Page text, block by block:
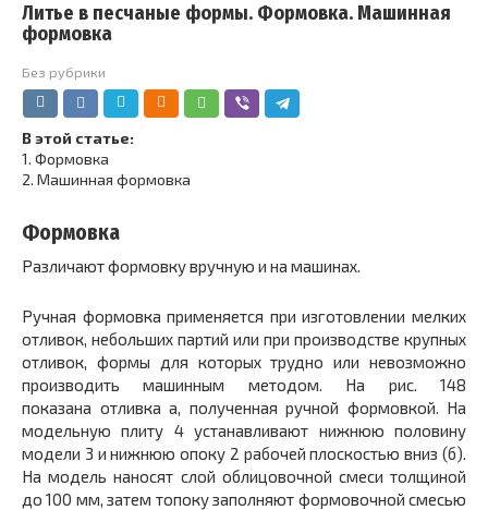
Литье в песчаные формы. Формовка. Машинная
формовка
Без рубрики
В этой статье:
1. Формовка
2. Машинная формовка
Формовка
Различают формовку вручную и на машинах.
Ручная формовка применяется при изготовлении мелких
отливок, небольших партий или при производстве крупных
отливок, формы для которых трудно или невозможно
производить машинным методом. На рис. 148
показана отливка а, полученная ручной формовкой. На
модельную плиту 4 устанавливают нижнюю половину
модели 3 и нижнюю опоку 2 рабочей плоскостью вниз (б).
На модель наносят слой облицовочной смеси толщиной
до 100 мм, затем топоку заполняют формовочной смесью